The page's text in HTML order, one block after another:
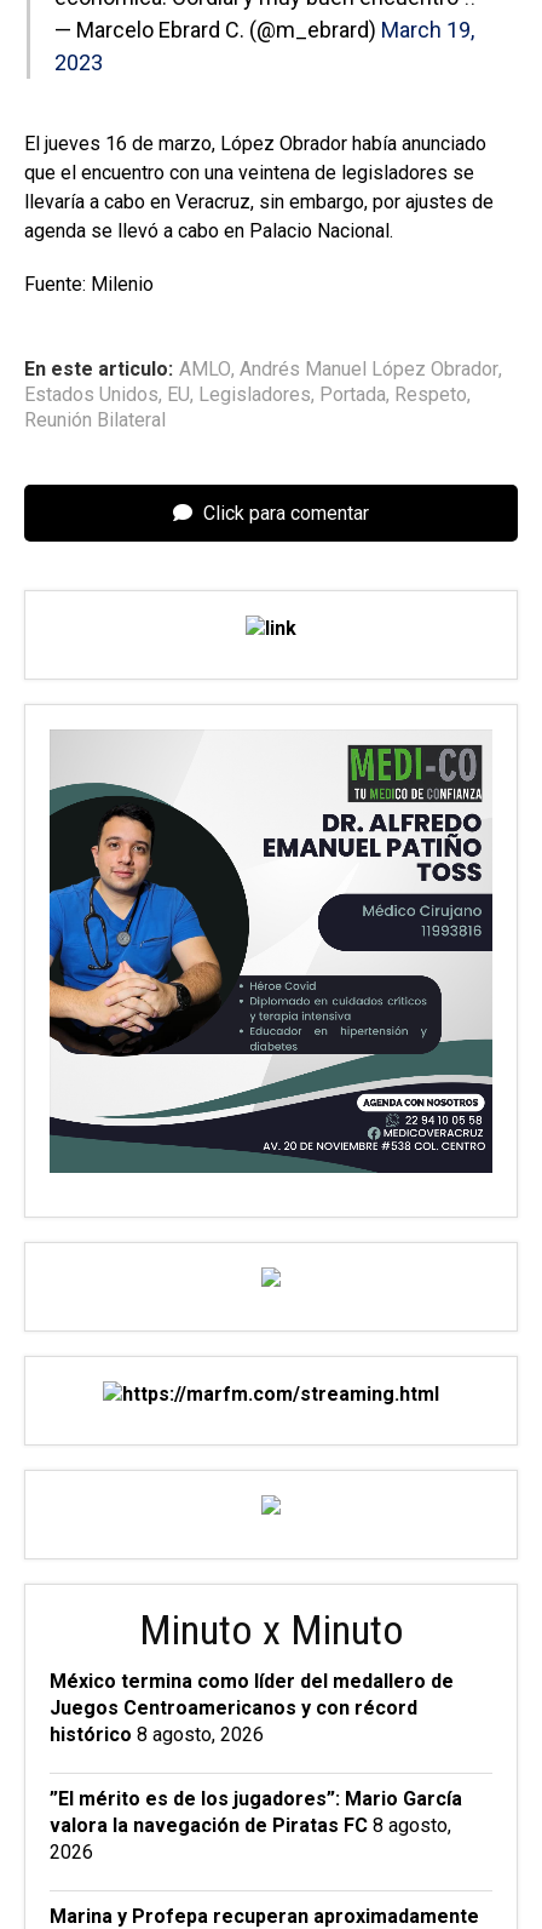
— Marcelo Ebrard C. (@m_ebrard) March 19,
2023
El jueves 16 de marzo, López Obrador había anunciado
que el encuentro con una veintena de legisladores se
llevaría a cabo en Veracruz, sin embargo, por ajustes de
agenda se llevó a cabo en Palacio Nacional.
Fuente: Milenio
En este articulo: AMLO, Andrés Manuel López Obrador,
Estados Unidos, EU, Legisladores, Portada, Respeto,
Reunión Bilateral
Click para comentar
Minuto x Minuto
México termina como líder del medallero de
Juegos Centroamericanos y con récord
histórico 8 agosto, 2026
”El mérito es de los jugadores”: Mario García
valora la navegación de Piratas FC 8 agosto,
2026
Marina y Profepa recuperan aproximadamente